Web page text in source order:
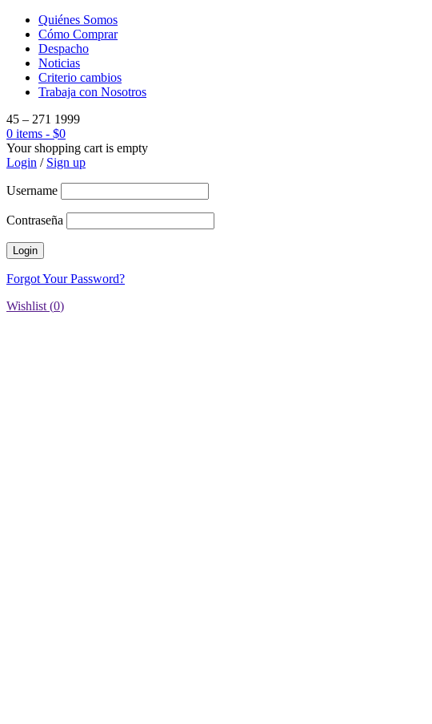
Quiénes Somos
Cómo Comprar
Despacho
Noticias
Criterio cambios
Trabaja con Nosotros
45 – 271 1999
0 items - $0
Your shopping cart is empty
Login / Sign up
Username
Contraseña
Forgot Your Password?
Wishlist (0)